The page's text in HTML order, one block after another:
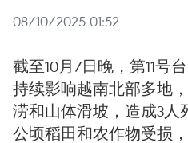
08/10/2025 01:52
截至10月7日晚，第11号
持续影响越南北部多地
涝和山体滑坡，造成3人
公顷稻田和农作物受损